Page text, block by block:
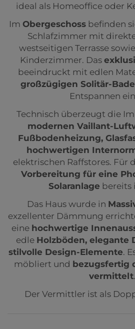
ideal als Homeoffice oder
Im Obergeschossbefinden
Schlafzimmer mit
westseitigen Terrasse
Kinderzimmer. Das
beeindruckt mit edlen
großzügigen Solitär-
Entspannen
Technisch überzeugt die
modernen Vaillant-
Fußbodenheizung,
hochwertigen
elektrischen Raffstores. Für
Vorbereitung für eine
Solaranlage bereits
Das Haus wurde in
exzellenter Dämmung
eine hochwertige
edle Holzböden, elegante
stilvolle Design-Elemente.
möbliert und bezugsfertig
vermittelt.
Der Vermittler ist als